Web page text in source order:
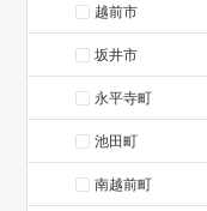
越前市
坂井市
永平寺町
池田町
南越前町